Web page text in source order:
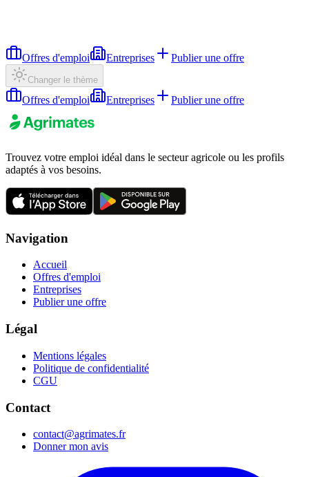
Offres d'emploi Entreprises Publier une offre
Changer le thème
Offres d'emploi Entreprises Publier une offre
Trouvez votre emploi idéal dans le secteur agricole ou les profils
adaptés à vos besoins.
Navigation
Accueil
Offres d'emploi
Entreprises
Publier une offre
Légal
Mentions légales
Politique de confidentialité
CGU
Contact
contact@agrimates.fr
Donner mon avis